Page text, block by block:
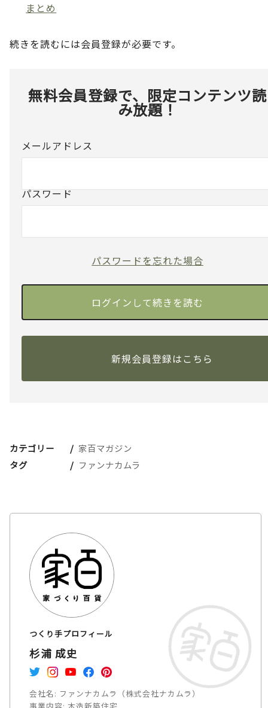
まとめ
続きを読むには会員登録が必要です。
無料会員登録で、限定コンテンツ読
み放題！
メールアドレス
パスワード
パスワードを忘れた場合
新規会員登録はこちら
カテゴリー
家百マガジン
タグ
ファンナカムラ
つくり手プロフィール
杉浦 成史
会社名: ファンナカムラ（株式会社ナカムラ）
事業内容: 木造新築住宅